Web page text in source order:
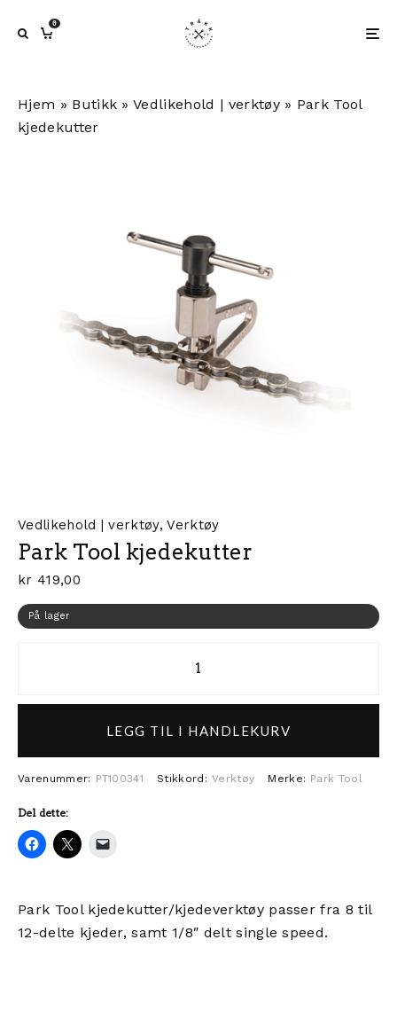
0
Hjem » Butikk »Vedlikehold | verktøy» Park Tool
kjedekutter
Vedlikehold | verktøy,Verktøy
Park Tool kjedekutter
kr 419,00
Park Tool kjedekutter/kjedeverktøy passer fra 8 til
12-delte kjeder, samt 1/8″ delt single speed.
På lager
Park Tool kjedekutter antall
LEGG TIL I HANDLEKURV
Varenummer: PT100341 Stikkord: Verktøy Merke: Park Tool
Del dette: